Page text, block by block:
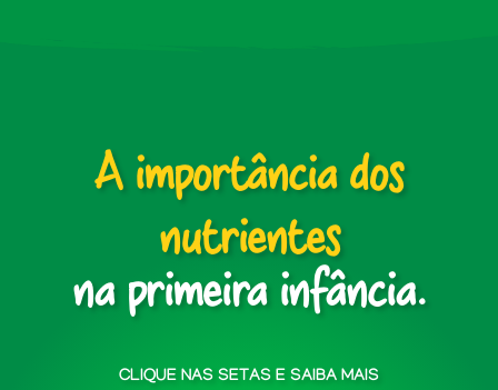
A importância dos
nutrientes
na primeira infância.
CLIQUE NAS SETAS E SAIBA MAIS